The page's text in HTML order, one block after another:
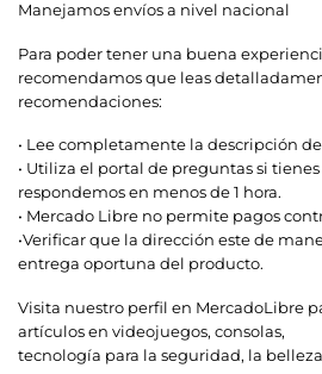
Manejamos envíos a nivel nacional
Para poder tener una buena
recomendamos que leas
recomendaciones:
• Lee completamente la descripción
• Utiliza el portal de preguntas si
respondemos en menos de 1 hora.
• Mercado Libre no permite pagos
•Verificar que la dirección este de
entrega oportuna del producto.
Visita nuestro perfil en MercadoLibre
artículos en videojuegos, consolas,
tecnología para la seguridad, la